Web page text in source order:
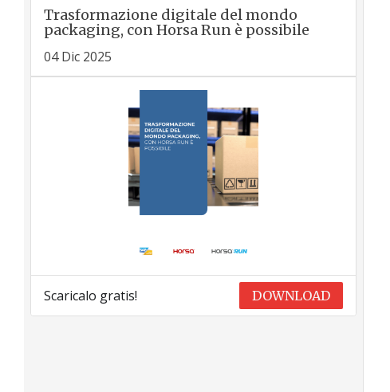
Trasformazione digitale del mondo
packaging, con Horsa Run è possibile
04 Dic 2025
Scaricalo gratis! DOWNLOAD